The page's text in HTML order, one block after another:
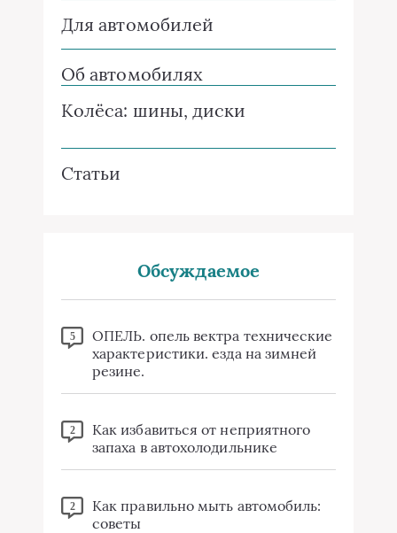
Для автомобилей
Об автомобилях
Колёса: шины, диски
Статьи
Обсуждаемое
5
ОПЕЛЬ. опель вектра технические
характеристики. езда на зимней
резине.
2
Как избавиться от неприятного
запаха в автохолодильнике
2
Как правильно мыть автомобиль:
советы